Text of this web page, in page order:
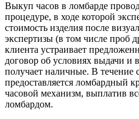
Выкуп часов в ломбарде
процедуре, в ходе которой
стоимость изделия после
экспертизы (в том числе проб
клиента устраивает
договор об условиях выдачи и
получает наличные. В течение
предоставляется ломбардный
часовой механизм, выплатив
ломбардом.